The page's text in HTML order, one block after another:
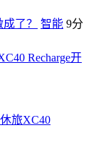
了？
智能 9分
Recharge开